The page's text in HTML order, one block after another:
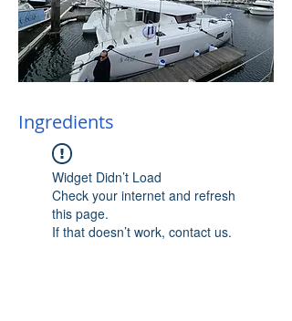
Ingredients
Widget Didn’t Load
Check your internet and refresh
this page.
If that doesn’t work, contact us.